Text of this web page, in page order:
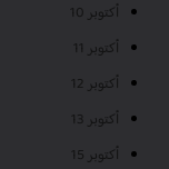
أكتوبر 10
أكتوبر 11
أكتوبر 12
أكتوبر 13
أكتوبر 15